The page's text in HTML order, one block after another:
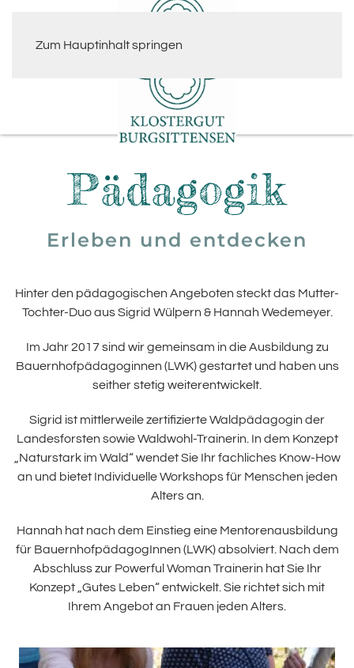
Zum Hauptinhalt springen
Pädagogik
Erleben und entdecken
Hinter den pädagogischen Angeboten steckt das Mutter-
Tochter-Duo aus Sigrid Wülpern & Hannah Wedemeyer.
Im Jahr 2017 sind wir gemeinsam in die Ausbildung zu
Bauernhofpädagoginnen (LWK) gestartet und haben uns
seither stetig weiterentwickelt.
Sigrid ist mittlerweile zertifizierte Waldpädagogin der
Landesforsten sowie Waldwohl-Trainerin. In dem Konzept
„Naturstark im Wald“ wendet Sie Ihr fachliches Know-How
an und bietet Individuelle Workshops für Menschen jeden
Alters an.
Hannah hat nach dem Einstieg eine Mentorenausbildung
für BauernhofpädagogInnen (LWK) absolviert. Nach dem
Abschluss zur Powerful Woman Trainerin hat Sie Ihr
Konzept „Gutes Leben“ entwickelt. Sie richtet sich mit
Ihrem Angebot an Frauen jeden Alters.